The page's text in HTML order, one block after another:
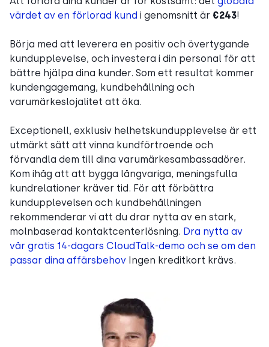
värdet av en förlorad kund i genomsnitt är €243!
Börja med att leverera en positiv och övertygande
kundupplevelse, och investera i din personal för att
bättre hjälpa dina kunder. Som ett resultat kommer
kundengagemang, kundbehållning och
varumärkeslojalitet att öka.
Exceptionell, exklusiv helhetskundupplevelse är ett
utmärkt sätt att vinna kundförtroende och
förvandla dem till dina varumärkesambassadörer.
Kom ihåg att att bygga långvariga, meningsfulla
kundrelationer kräver tid. För att förbättra
kundupplevelsen och kundbehållningen
rekommenderar vi att du drar nytta av en stark,
molnbaserad kontaktcenterlösning. Dra nytta av
vår gratis 14-dagars CloudTalk-demo och se om den
passar dina affärsbehov Ingen kreditkort krävs.